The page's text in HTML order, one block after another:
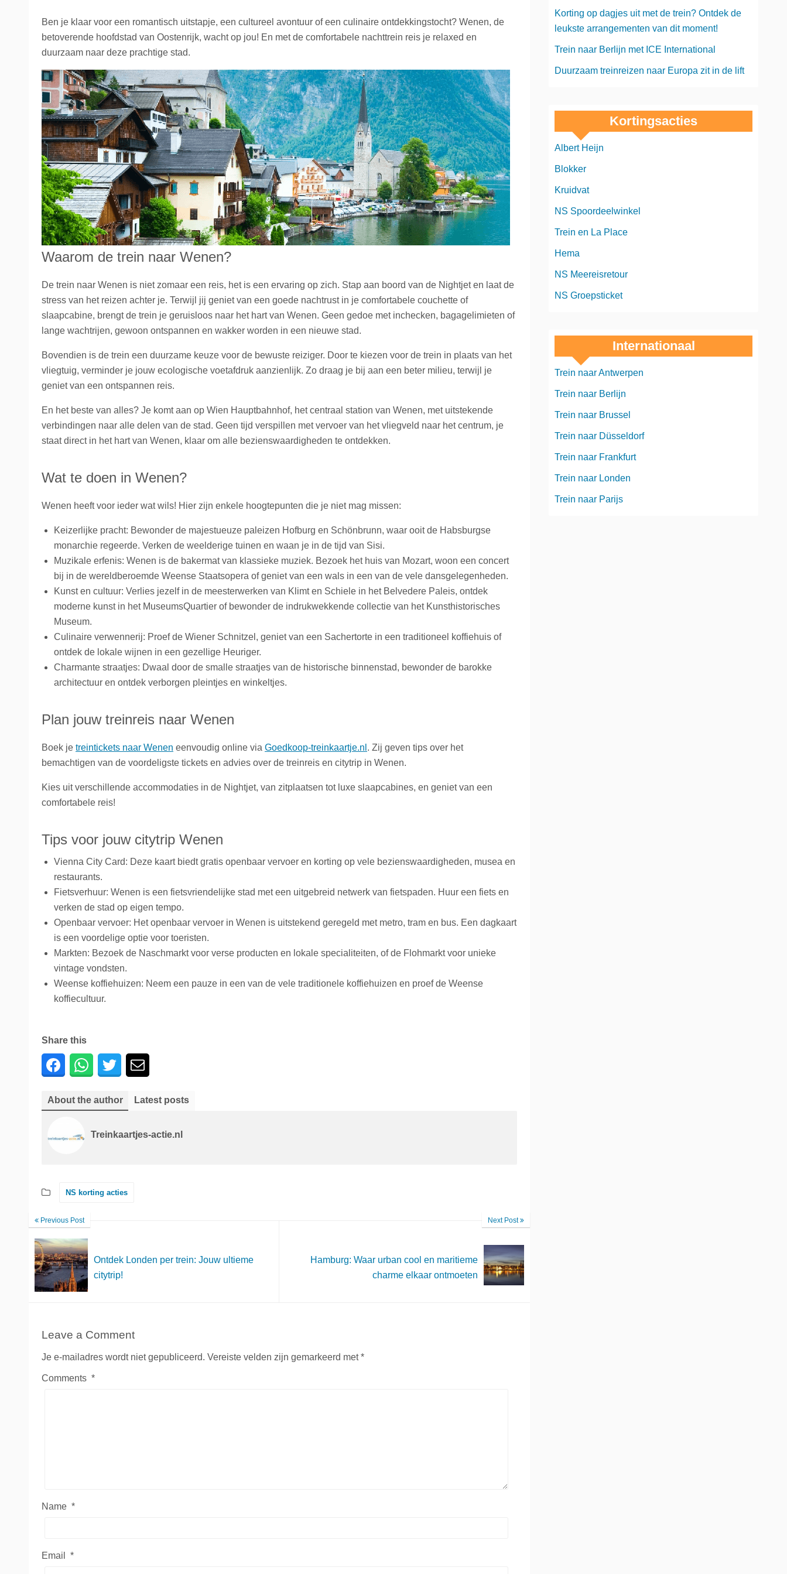
Polen
Trein naar Zwitserland
Treinen
Ben je klaar voor een romantisch uitstapje, een cultureel avontuur of een culinaire ontdekkingstocht? Wenen, de
betoverende hoofdstad van Oostenrijk, wacht op jou! En met de comfortabele nachttrein reis je relaxed en
duurzaam naar deze prachtige stad.
Waarom de trein naar Wenen?
De trein naar Wenen is niet zomaar een reis, het is een ervaring op zich. Stap aan boord van de Nightjet en laat de
stress van het reizen achter je. Terwijl jij geniet van een goede nachtrust in je comfortabele couchette of
slaapcabine, brengt de trein je geruisloos naar het hart van Wenen. Geen gedoe met inchecken, bagagelimieten of
lange wachtrijen, gewoon ontspannen en wakker worden in een nieuwe stad.
Bovendien is de trein een duurzame keuze voor de bewuste reiziger. Door te kiezen voor de trein in plaats van het
vliegtuig, verminder je jouw ecologische voetafdruk aanzienlijk. Zo draag je bij aan een beter milieu, terwijl je
geniet van een ontspannen reis.
En het beste van alles? Je komt aan op Wien Hauptbahnhof, het centraal station van Wenen, met uitstekende
verbindingen naar alle delen van de stad. Geen tijd verspillen met vervoer van het vliegveld naar het centrum, je
staat direct in het hart van Wenen, klaar om alle bezienswaardigheden te ontdekken.
Wat te doen in Wenen?
Wenen heeft voor ieder wat wils! Hier zijn enkele hoogtepunten die je niet mag missen:
Keizerlijke pracht: Bewonder de majestueuze paleizen Hofburg en Schönbrunn, waar ooit de Habsburgse
monarchie regeerde. Verken de weelderige tuinen en waan je in de tijd van Sisi.
Muzikale erfenis: Wenen is de bakermat van klassieke muziek. Bezoek het huis van Mozart, woon een concert
bij in de wereldberoemde Weense Staatsopera of geniet van een wals in een van de vele dansgelegenheden.
Kunst en cultuur: Verlies jezelf in de meesterwerken van Klimt en Schiele in het Belvedere Paleis, ontdek
moderne kunst in het MuseumsQuartier of bewonder de indrukwekkende collectie van het Kunsthistorisches
Museum.
Culinaire verwennerij: Proef de Wiener Schnitzel, geniet van een Sachertorte in een traditioneel koffiehuis of
ontdek de lokale wijnen in een gezellige Heuriger.
Charmante straatjes: Dwaal door de smalle straatjes van de historische binnenstad, bewonder de barokke
architectuur en ontdek verborgen pleintjes en winkeltjes.
Plan jouw treinreis naar Wenen
Boek je treintickets naar Wenen eenvoudig online via Goedkoop-treinkaartje.nl . Zij geven tips over het
bemachtigen van de voordeligste tickets en advies over de treinreis en citytrip in Wenen.
Kies uit verschillende accommodaties in de Nightjet, van zitplaatsen tot luxe slaapcabines, en geniet van een
comfortabele reis!
Tips voor jouw citytrip Wenen
Vienna City Card: Deze kaart biedt gratis openbaar vervoer en korting op vele bezienswaardigheden, musea en
restaurants.
Fietsverhuur: Wenen is een fietsvriendelijke stad met een uitgebreid netwerk van fietspaden. Huur een fiets en
verken de stad op eigen tempo.
Openbaar vervoer: Het openbaar vervoer in Wenen is uitstekend geregeld met metro, tram en bus. Een dagkaart
is een voordelige optie voor toeristen.
Markten: Bezoek de Naschmarkt voor verse producten en lokale specialiteiten, of de Flohmarkt voor unieke
vintage vondsten.
Weense koffiehuizen: Neem een pauze in een van de vele traditionele koffiehuizen en proef de Weense
koffiecultuur.
Share this
About the author Latest posts
Treinkaartjes-actie.nl
NS korting acties
Previous Post
Ontdek Londen per trein: Jouw ultieme
citytrip!
Next Post
Hamburg: Waar urban cool en maritieme
charme elkaar ontmoeten
Leave a Comment
Je e-mailadres wordt niet gepubliceerd. Vereiste velden zijn gemarkeerd met*
Comments *
Name *
Email *
Korting op dagjes uit met de trein? Ontdek de
leukste arrangementen van dit moment!
Trein naar Berlijn met ICE International
Duurzaam treinreizen naar Europa zit in de lift
Kortingsacties
Albert Heijn
Blokker
Kruidvat
NS Spoordeelwinkel
Trein en La Place
Hema
NS Meereisretour
NS Groepsticket
Internationaal
Trein naar Antwerpen
Trein naar Berlijn
Trein naar Brussel
Trein naar Düsseldorf
Trein naar Frankfurt
Trein naar Londen
Trein naar Parijs